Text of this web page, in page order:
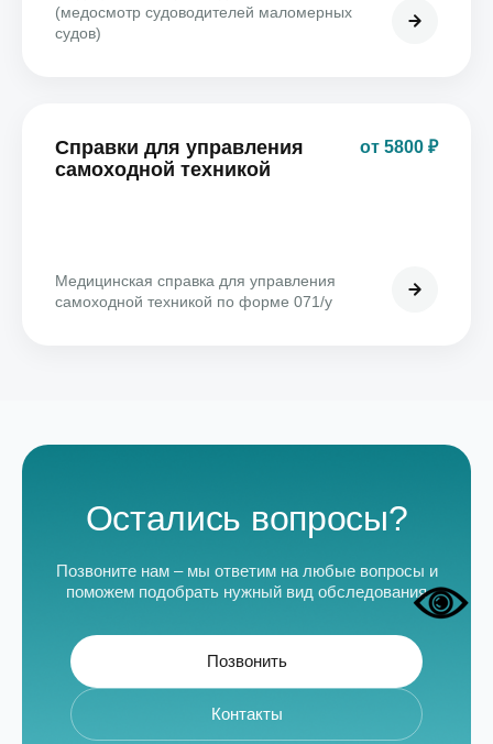
(медосмотр судоводителей маломерных
судов)
Справки для управления
самоходной техникой
от 5800 ₽
Медицинская справка для управления
самоходной техникой по форме 071/у
Остались вопросы?
Позвоните нам – мы ответим на любые вопросы и
поможем подобрать нужный вид обследования
Позвонить
Контакты